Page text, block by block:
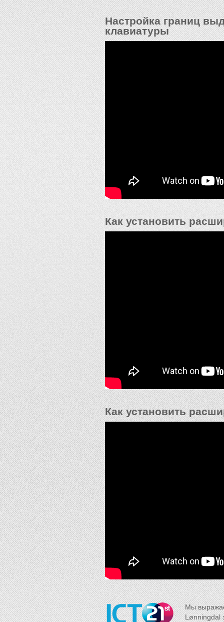
Настройка границ
клавиатуры
Как установить
Как установить
Мы
Lønningdal